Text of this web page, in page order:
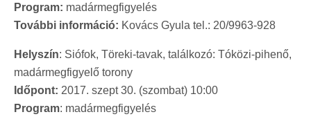
Program: madármegfigyelés
További információ: Kovács Gyula tel.: 20/9963-928
Helyszín: Siófok, Töreki-tavak, találkozó: Tóközi-pihenő,
madármegfigyelő torony
Időpont: 2017. szept 30. (szombat) 10:00
Program: madármegfigyelés